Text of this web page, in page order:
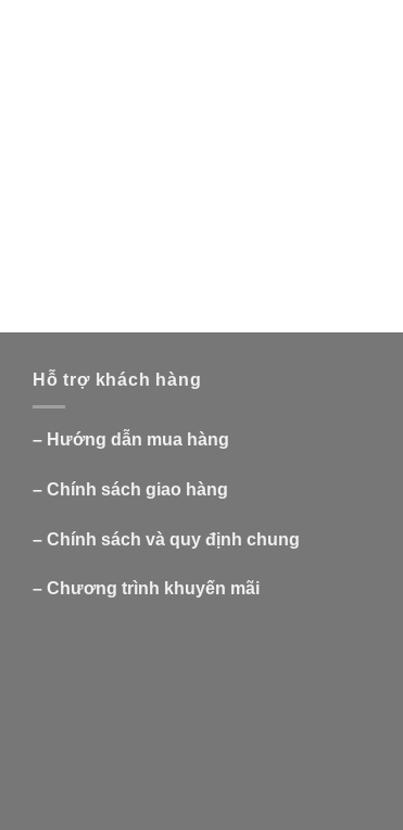
Hỗ trợ khách hàng
– Hướng dẫn mua hàng
– Chính sách giao hàng
– Chính sách và quy định chung
– Chương trình khuyến mãi